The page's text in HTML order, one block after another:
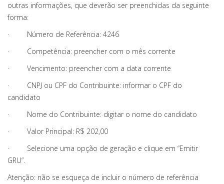
outras informações, que deverão ser preenchidas da seguinte
forma:
· Número de Referência: 4246
· Competência: preencher com o mês corrente
· Vencimento: preencher com a data corrente
· CNPJ ou CPF do Contribuinte: informar o CPF do
candidato
· Nome do Contribuinte: digitar o nome do candidato
· Valor Principal: R$ 202,00
· Selecione uma opção de geração e clique em “Emitir
GRU”.
Atenção: não se esqueça de incluir o número de referência